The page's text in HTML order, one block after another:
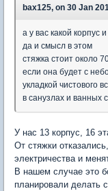
bax125, on 30 Jan
а у вас какой корпус
да и смысл в этом
стяжка стоит около
если она будет с
укладкой чистового
в санузлах и ванных
У нас 13 корпус, 16
От стяжки
электричества и
В нашем случае это
планировали делать